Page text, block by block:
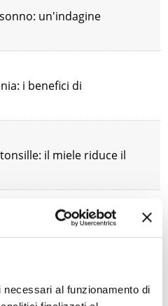
al funzionamento di
un'indagine
i benefici di
il miele riduce il
donna: un documento di
basi infiammatorie del